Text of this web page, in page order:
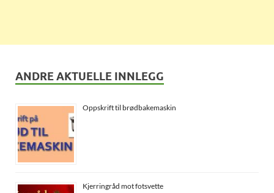
ANDRE AKTUELLE INNLEGG
Oppskrift til brødbakemaskin
Kjerringråd mot fotsvette